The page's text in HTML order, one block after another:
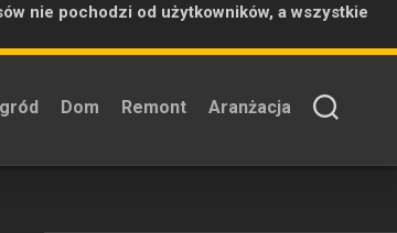
nie pochodzi od użytkowników, a wszystkie
Dom Remont Aranżacja